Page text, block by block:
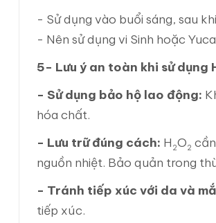
- Sử dụng vào buổi sáng, sau
- Nên sử dụng vi Sinh hoặc
5- Lưu ý an toàn khi sử dụng
- Sử dụng bảo hộ lao động:
hóa chất.
- Lưu trữ đúng cách: H 2O2
nguồn nhiệt. Bảo quản trong
- Tránh tiếp xúc với da và
tiếp xúc.